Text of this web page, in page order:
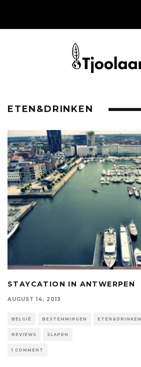
ETEN&DRINKEN
STAYCATION IN ANTWERPEN
AUGUST 14, 2013
BELGIË BESTEMMINGEN ETEN&DRINKEN
REVIEWS SLAPEN
1 COMMENT